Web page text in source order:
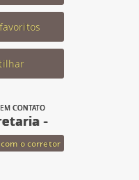
CONTATO
-
o corretor